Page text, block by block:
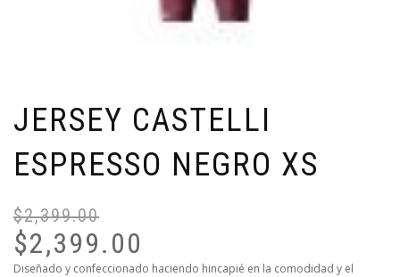
JERSEY CASTELLI
ESPRESSO NEGRO XS
$2,399.00
$2,399.00
Diseñado y confeccionado haciendo hincapié en la comodidad y el